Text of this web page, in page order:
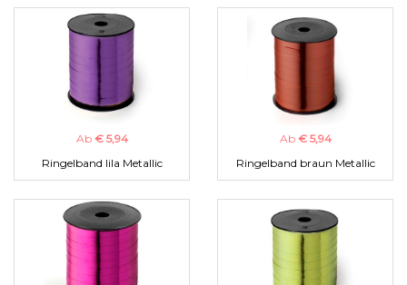
Ab € 5,94
Ringelband lila Metallic
Ab € 5,94
Ringelband braun Metallic